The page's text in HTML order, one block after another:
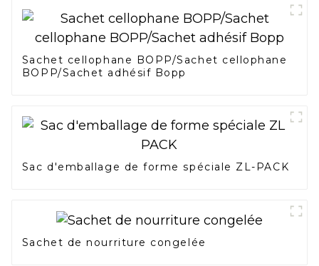
Sachet cellophane BOPP/Sachet cellophane
BOPP/Sachet adhésif Bopp
Sac d'emballage de forme spéciale ZL-PACK
Sachet de nourriture congelée